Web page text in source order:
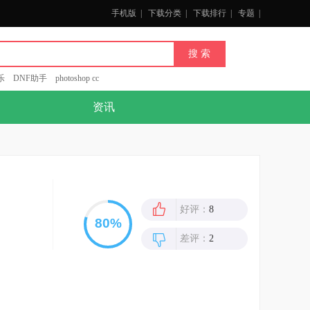
手机版 下载分类 下载排行 专题
DNF助手 photoshop cc
资讯
好评： 8
差评： 2